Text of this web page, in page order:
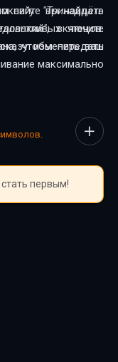
сайте вы найдёте
чтецов.
чтобы передать
максимально
и драма,
"Тринадцать
, включите
изменить ваш
первым!